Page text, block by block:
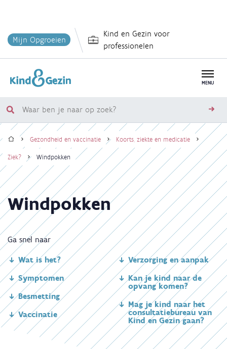
en
inhoud
Mijn Opgroeien
Kind en Gezin voor
professionelen
MENU
Waar
ben
je
op
zoek?
Kruimelpad
HomeGezondheid en vaccinatie Koorts, ziekte en medicatie
Ziek? Windpokken
Windpokken
Ga snel naar
Wat is het?
Symptomen
Besmetting
Vaccinatie
Verzorging en aanpak
Kan je kind naar de
opvang komen?
Mag je kind naar het
consultatiebureau van
Kind en Gezin gaan?